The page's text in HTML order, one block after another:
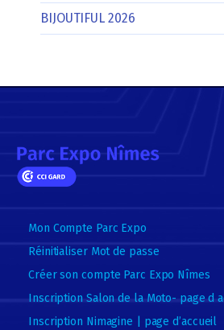
BIJOUTIFUL 2026
Mon Compte Parc Expo
Réinitialiser Mot de passe
Créer son compte Parc Expo Nîmes
Inscription Salon de la Moto- page d
Inscription Nimagine | page d’accueil